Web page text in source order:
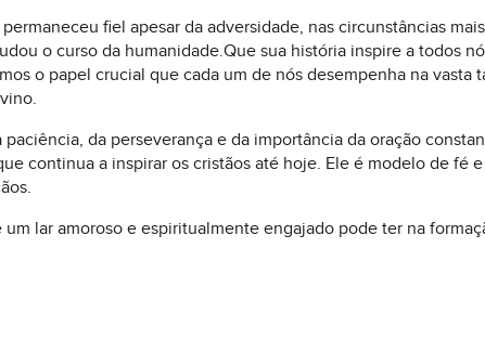
fiel apesar da adversidade, nas circunstâncias
o curso da humanidade.Que sua história inspire a todos
o papel crucial que cada um de nós desempenha na vasta
da perseverança e da importância da oração
continua a inspirar os cristãos até hoje. Ele é modelo de fé
lar amoroso e espiritualmente engajado pode ter na